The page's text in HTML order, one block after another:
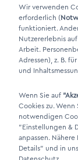
DINO
Germany" 2026
Wir verwenden
erforderlich (
funktioniert.
Nutzererlebnis
Arbeit.
Adressen), z. B.
und
Wenn Sie auf
Cookies zu.
notwendigen
"Einstellungen &
anpassen.
Details" und in